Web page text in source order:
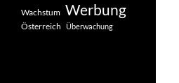
Wachstum Werbung
Österreich Überwachung